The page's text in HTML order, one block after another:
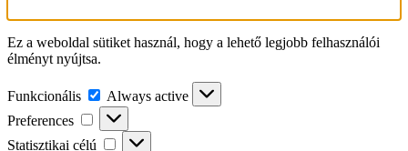
Ez a weboldal sütiket használ, hogy a lehető legjobb felhasználói
élményt nyújtsa.
Funkcionális Funkcionális
Always active
Preferences
Preferences
Statisztikai célú
Statisztikai